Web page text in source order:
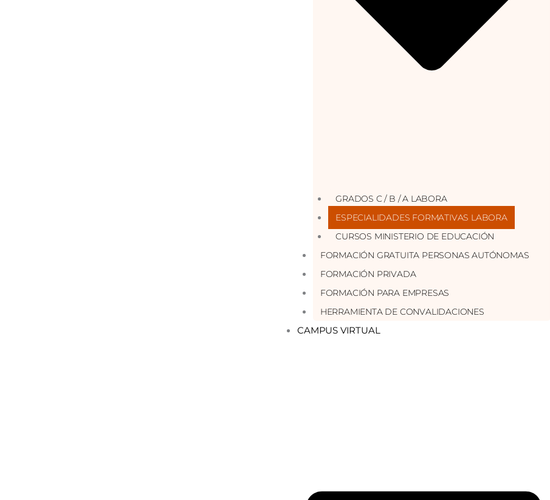
GRADOS C / B / A LABORA
ESPECIALIDADES FORMATIVAS LABORA
CURSOS MINISTERIO DE EDUCACIÓN
FORMACIÓN GRATUITA PERSONAS AUTÓNOMAS
FORMACIÓN PRIVADA
FORMACIÓN PARA EMPRESAS
HERRAMIENTA DE CONVALIDACIONES
CAMPUS VIRTUAL